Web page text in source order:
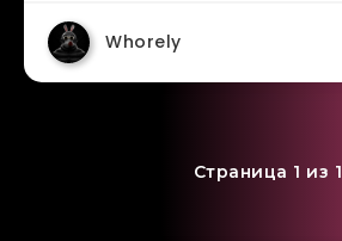
Whorely
Страница 1 из 1